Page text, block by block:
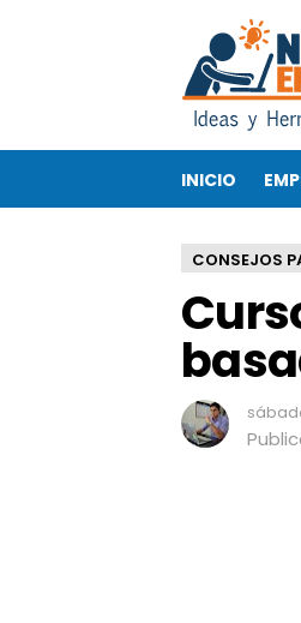
r
o
b
r
e
R
e
g
u
a
INICIO
CONSEJOS